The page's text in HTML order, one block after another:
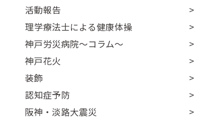
活動報告
理学療法士による健康体操
神戸労災病院～コラム～
神戸花火
装飾
認知症予防
阪神・淡路大震災